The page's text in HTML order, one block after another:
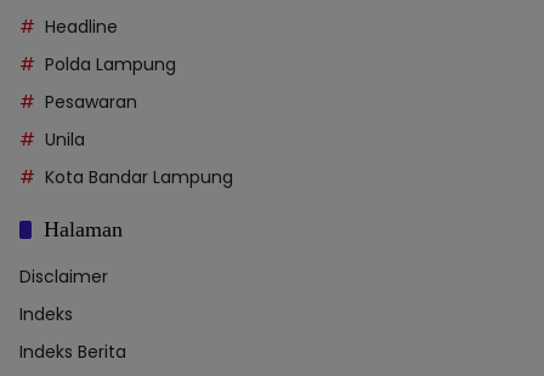
Headline
Polda Lampung
Pesawaran
Unila
Kota Bandar Lampung
Halaman
Disclaimer
Indeks
Indeks Berita